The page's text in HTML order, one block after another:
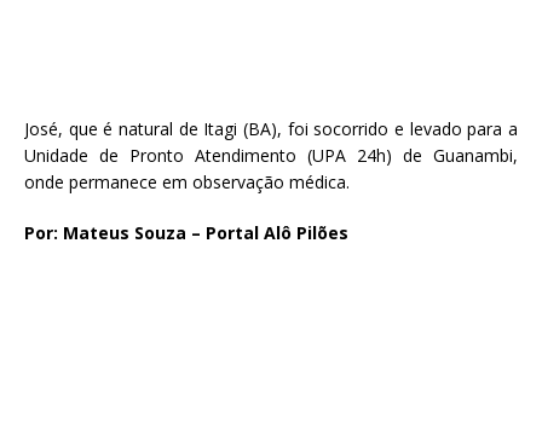
José, que é natural de Itagi (BA), foi socorrido e levado para a
Unidade de Pronto Atendimento (UPA 24h) de Guanambi,
onde permanece em observação médica.
Por: Mateus Souza – Portal Alô Pilões